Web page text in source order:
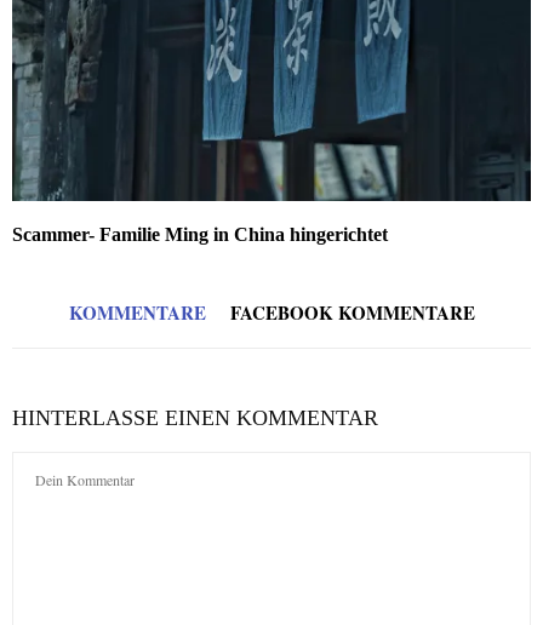
Scammer- Familie Ming in China hingerichtet
KOMMENTARE FACEBOOK KOMMENTARE
HINTERLASSE EINEN KOMMENTAR